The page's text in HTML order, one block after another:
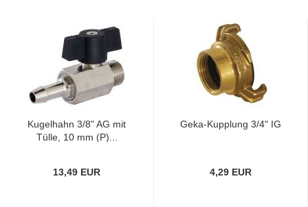
Kugelhahn 3/8" AG mit
Tülle, 10 mm (P)...
13,49 EUR
Geka-Kupplung 3/4" IG
4,29 EUR